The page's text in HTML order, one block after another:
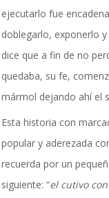
ejecutarlo fue
doblegarlo, exponerlo
dice que a fin de no
quedaba, su fe,
mármol dejando ahí el
Esta historia con
popular y aderezada
recuerda por un
siguiente: “el cutivo